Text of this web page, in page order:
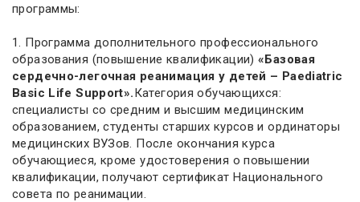
программы:
1. Программа дополнительного профессионального
образования (повышение квалификации)«Базовая
сердечно-легочная реанимация у детей – Paediatric
Basic Life Support».Категория обучающихся:
специалисты со средним и высшим медицинским
образованием, студенты старших курсов и ординаторы
медицинских ВУЗов. После окончания курса
обучающиеся, кроме удостоверения о повышении
квалификации, получают сертификат Национального
совета по реанимации.